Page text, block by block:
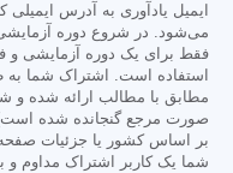
ایمیل یادآوری به آدرس ایمیلی
می‌شود. در شروع دوره
فقط برای یک دوره آزمایشی و
استفاده است. اشتراک شما به
مطابق با مطالب ارائه شده و
صورت مرجع گنجانده شده
بر اساس کشور یا جزئیات
شما یک کاربر اشتراک مداوم و